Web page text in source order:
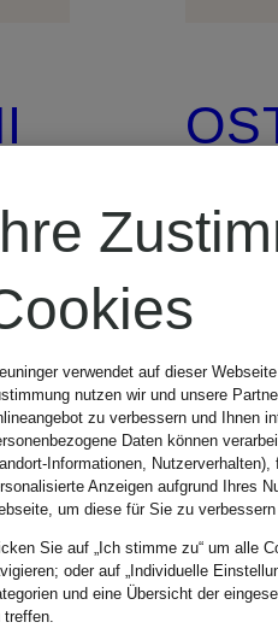
verwendet auf dieser
nutzen wir und unsere
zu verbessern und Ihnen
Daten können
Informationen,
Anzeigen aufgrund Ihres
um diese für Sie zu
Sie auf „Ich stimme zu“ um alle
oder auf „Individuelle
und eine Übersicht der
treffen.